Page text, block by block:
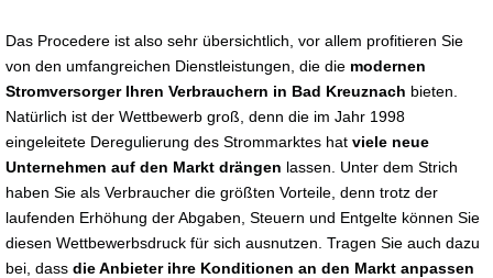
Das Procedere ist also sehr übersichtlich, vor allem profitieren Sie
von den umfangreichen Dienstleistungen, die die modernen
Stromversorger Ihren Verbrauchern in Bad Kreuznach bieten.
Natürlich ist der Wettbewerb groß, denn die im Jahr 1998
eingeleitete Deregulierung des Strommarktes hat viele neue
Unternehmen auf den Markt drängen lassen. Unter dem Strich
haben Sie als Verbraucher die größten Vorteile, denn trotz der
laufenden Erhöhung der Abgaben, Steuern und Entgelte können Sie
diesen Wettbewerbsdruck für sich ausnutzen. Tragen Sie auch dazu
bei, dass die Anbieter ihre Konditionen an den Markt anpassen